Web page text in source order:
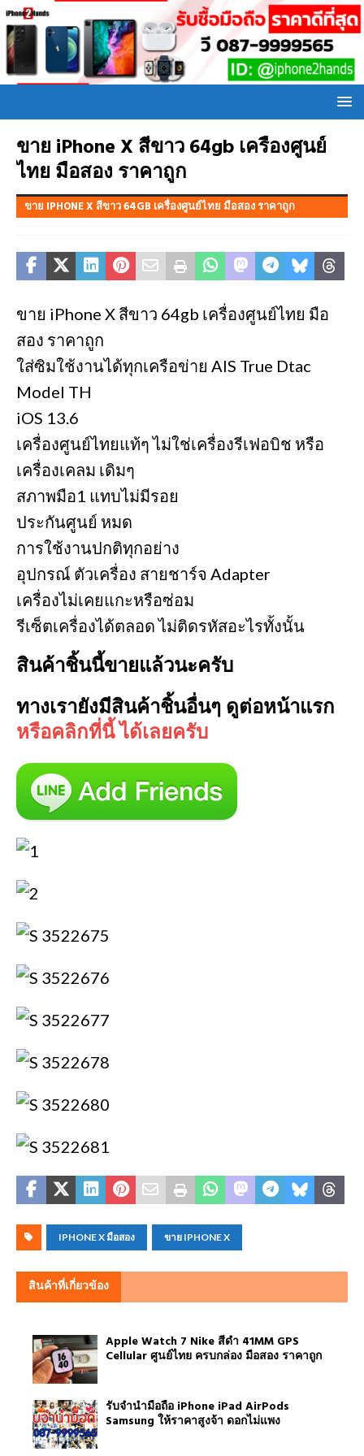
ขาย iPhone X สีขาว 64gb เครื่องศูนย์
ไทย มือสอง ราคาถูก
ขาย IPHONE X สีขาว 64GB เครื่องศูนย์ไทย มือสอง ราคาถูก
ขาย iPhone X สีขาว 64gb เครื่องศูนย์ไทย มือ
สอง ราคาถูก
ใส่ซิมใช้งานได้ทุกเครือข่าย AIS True Dtac
Model TH
iOS 13.6
เครื่องศูนย์ไทยแท้ๆ ไม่ใช่เครื่องรีเฟอบิช หรือ
เครื่องเคลม เดิมๆ
สภาพมือ1 แทบไม่มีรอย
ประกันศูนย์ หมด
การใช้งานปกติทุกอย่าง
อุปกรณ์ ตัวเครื่อง สายชาร์จ Adapter
เครื่องไม่เคยแกะหรือซ่อม
รีเซ็ตเครื่องได้ตลอด ไม่ติดรหัสอะไรทั้งนั้น
สินค้าชิ้นนี้ขายแล้วนะครับ
ทางเรายังมีสินค้าชิ้นอื่นๆ ดูต่อหน้าแรก
หรือคลิกที่นี้ ได้เลยครับ
IPHONE X มือสอง ขาย IPHONE X
สินค้าที่เกี่ยวข้อง
Apple Watch 7 Nike สีดำ 41MM GPS
Cellular ศูนย์ไทย ครบกล่อง มือสอง ราคาถูก
รับจำนำมือถือ iPhone iPad AirPods
Samsung ให้ราคาสูงจ้า ดอกไม่แพง